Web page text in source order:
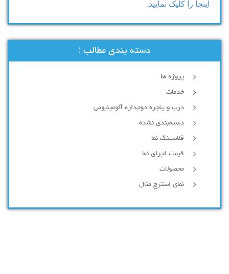
اینجا را کلیک نمایید.
دسته بندی مطالب :
پروژه ها
خدمات
درب و پنجره دوجداره آلومینیومی
دسته‌بندی نشده
فلاشینگ نما
قیمت اجرای نما
محصولات
نمای استرچ متال